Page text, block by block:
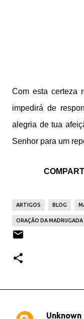
Com esta certeza
impedirá de
alegria de tua
Senhor para um
ARTIGOS BLOG
ORAÇÃO DA MADRUGADA
Unknown